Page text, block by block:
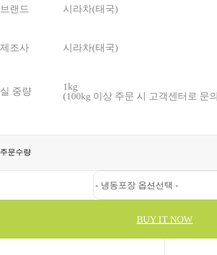
브랜드 시라차(태국)
제조사 시라차(태국)
실 중량
1kg
(100kg 이상 주문 시 고객센터로 문
주문수량
BUY IT NOW